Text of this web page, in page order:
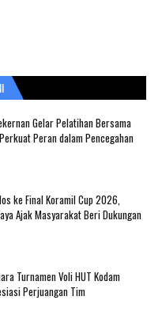
Gelar Pelatihan Bersama
Peran dalam Pencegahan
ke Final Koramil Cup 2026,
Ajak Masyarakat Beri Dukungan
Turnamen Voli HUT Kodam
Perjuangan Tim